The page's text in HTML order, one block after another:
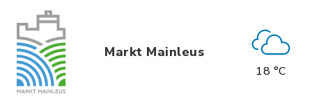
Markt Mainleus
18 °C